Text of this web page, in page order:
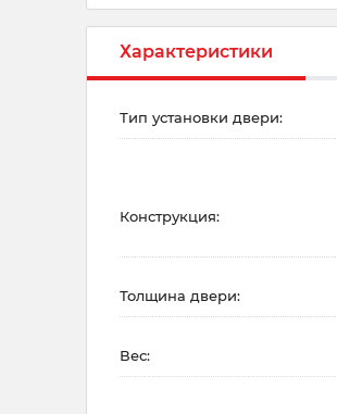
Характеристики
Тип установки двери:
Конструкция:
Толщина двери:
Вес: